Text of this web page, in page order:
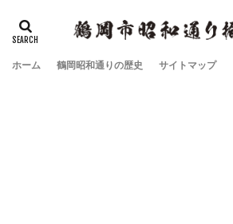
ホーム 鶴岡昭和通りの歴史 サイトマップ
タグ
酒店
酒屋